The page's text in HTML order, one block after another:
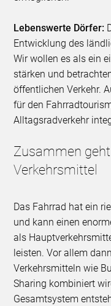
Lebenswerte Dörfer:
Entwicklung des
Wir wollen es als ein
stärken und
öffentlichen Verkehr.
für den
Alltagsradverkehr
Zusammen
Verkehrsmittel
Das Fahrrad hat ein
und kann einen
als
leisten. Vor allem
Verkehrsmitteln wie
Sharing kombiniert
Gesamtsystem